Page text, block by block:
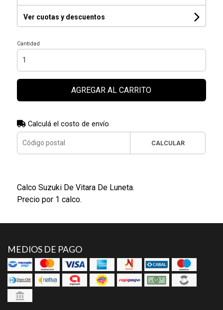
Ver cuotas y descuentos
Cantidad
AGREGAR AL CARRITO
Calculá el costo de envío
CALCULAR
Calco Suzuki De Vitara De Luneta.
Precio por 1 calco.
MEDIOS DE PAGO